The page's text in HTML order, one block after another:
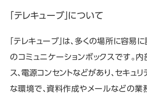
「テレキューブ」について
「テレキューブ」は、多くの場所に容易
のコミュニケーションボックスです。
ス、電源コンセントなどがあり、セキュ
な環境で、資料作成やメールなどの業